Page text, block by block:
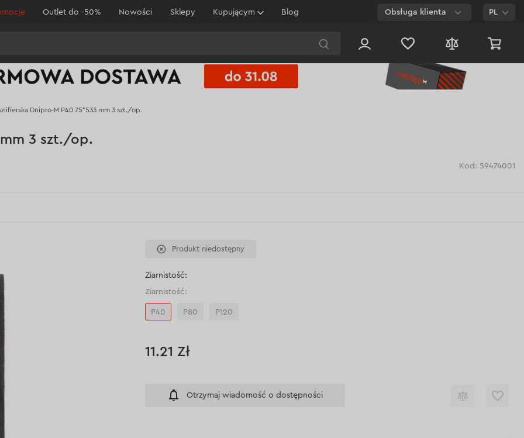
Outlet do -50% Nowości Sklepy Kupującym Blog Obsługa klienta
Czat na
stronie
PL
Dnipro-M P40 75*533 mm 3 szt./op.
mm 3 szt./op.
Kod: 59474001
Produkt niedostępny
Ziarnistość:
Ziarnistość:
Р40 Р80 Р120
11.21 Zł
Otrzymaj wiadomość o dostępności